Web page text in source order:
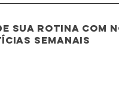
sua rotina com
semanais